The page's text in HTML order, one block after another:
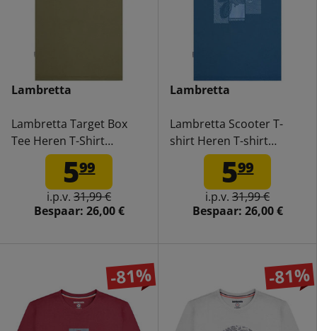
Lambretta
Lambretta Target Box
Tee Heren T-Shirt
SS5007-KHAKI
599
i.p.v. 31,99 €
Bespaar: 26,00 €
Lambretta
Lambretta Scooter T-
shirt Heren T-shirt
SS5017-DK BLU
599
i.p.v. 31,99 €
Bespaar: 26,00 €
-81% -81%